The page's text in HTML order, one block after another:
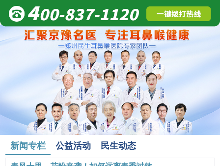
新闻专栏 公益活动 民生动态